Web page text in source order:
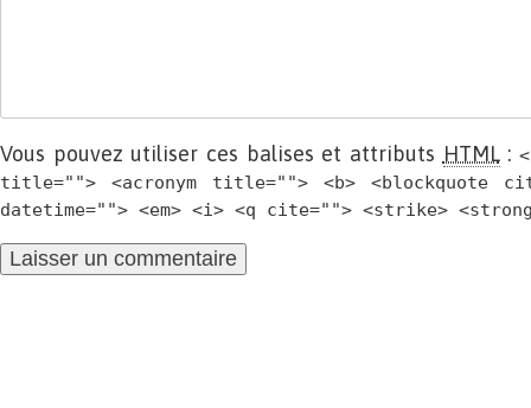
Vous pouvez utiliser ces balises et attributs HTML:
title=""> <acronym title=""> <b> <blockquote
datetime=""> <em> <i> <q cite=""> <strike>